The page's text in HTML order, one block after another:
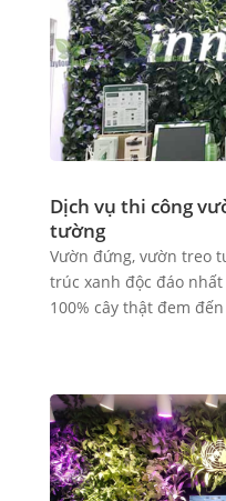
Dịch vụ thi công
tường
Vườn đứng, vườn treo
trúc xanh độc đáo
100% cây thật đem